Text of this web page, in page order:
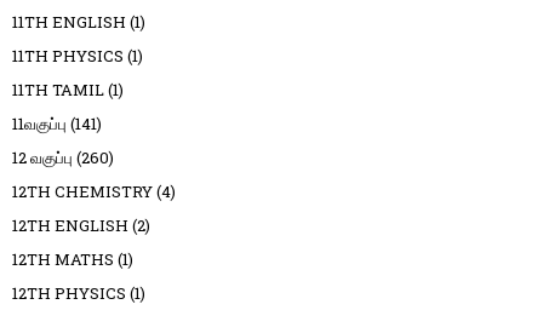
11TH ENGLISH (1)
11TH PHYSICS (1)
11TH TAMIL(1)
11வகுப்பு (141)
12 வகுப்பு (260)
12TH CHEMISTRY(4)
12TH ENGLISH (2)
12TH MATHS (1)
12TH PHYSICS (1)